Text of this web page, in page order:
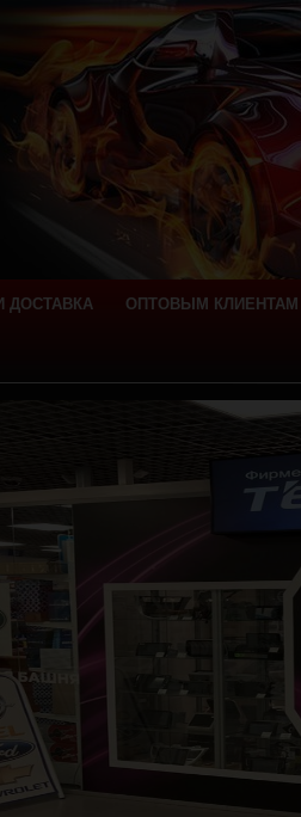
ДОСТАВКА ОПТОВЫМ КЛИЕНТАМ